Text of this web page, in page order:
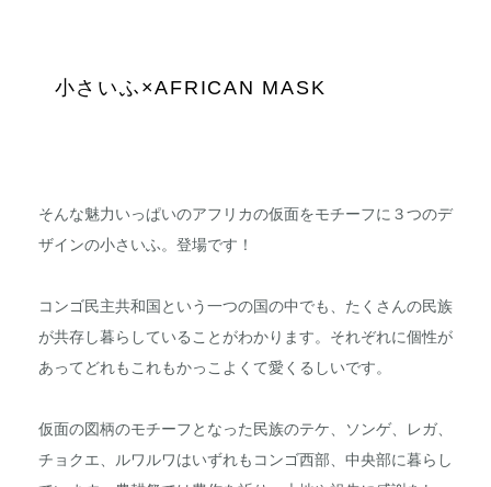
小さいふ×AFRICAN MASK
そんな魅力いっぱいのアフリカの仮面をモチーフに３つのデ
ザインの小さいふ。登場です！
コンゴ民主共和国という一つの国の中でも、たくさんの民族
が共存し暮らしていることがわかります。それぞれに個性が
あってどれもこれもかっこよくて愛くるしいです。
仮面の図柄のモチーフとなった民族のテケ、ソンゲ、レガ、
チョクエ、ルワルワはいずれもコンゴ西部、中央部に暮らし